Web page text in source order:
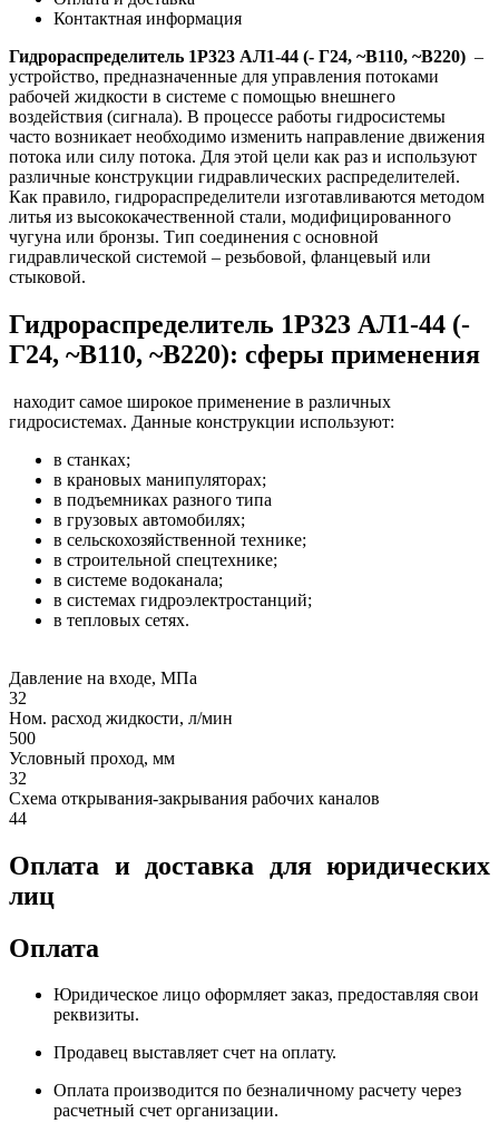
Контактная информация
Гидрораспределитель 1Р323 АЛ1-44 (- Г24, ~В110, ~В220) –
устройство, предназначенные для управления потоками
рабочей жидкости в системе с помощью внешнего
воздействия (сигнала). В процессе работы гидросистемы
часто возникает необходимо изменить направление движения
потока или силу потока. Для этой цели как раз и используют
различные конструкции гидравлических распределителей.
Как правило, гидрораспределители изготавливаются методом
литья из высококачественной стали, модифицированного
чугуна или бронзы. Тип соединения с основной
гидравлической системой – резьбовой, фланцевый или
стыковой.
Гидрораспределитель 1Р323 АЛ1-44 (-
Г24, ~В110, ~В220): сферы применения
находит самое широкое применение в различных
гидросистемах. Данные конструкции используют:
в станках;
в крановых манипуляторах;
в подъемниках разного типа
в грузовых автомобилях;
в сельскохозяйственной технике;
в строительной спецтехнике;
в системе водоканала;
в системах гидроэлектростанций;
в тепловых сетях.
Давление на входе, МПа
32
Ном. расход жидкости, л/мин
500
Условный проход, мм
32
Схема открывания-закрывания рабочих каналов
44
Оплата и доставка для юридических
лиц
Оплата
Юридическое лицо оформляет заказ, предоставляя свои
реквизиты.
Продавец выставляет счет на оплату.
Оплата производится по безналичному расчету через
расчетный счет организации.